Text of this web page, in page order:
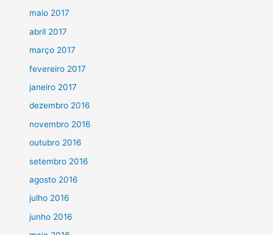
maio 2017
abril 2017
março 2017
fevereiro 2017
janeiro 2017
dezembro 2016
novembro 2016
outubro 2016
setembro 2016
agosto 2016
julho 2016
junho 2016